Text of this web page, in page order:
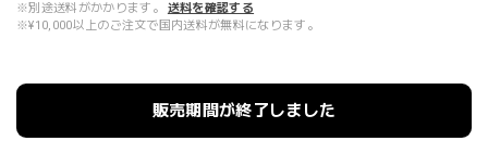
※別途送料がかかります。
送料を確認する
※¥10,000以上のご注文で国内送料が無料になります。
販売期間が終了しました